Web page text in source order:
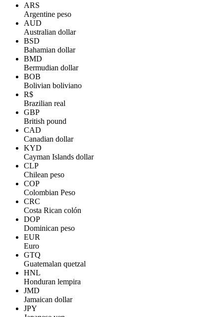
ARS
Argentine peso
AUD
Australian dollar
BSD
Bahamian dollar
BMD
Bermudian dollar
BOB
Bolivian boliviano
R$
Brazilian real
GBP
British pound
CAD
Canadian dollar
KYD
Cayman Islands dollar
CLP
Chilean peso
COP
Colombian Peso
CRC
Costa Rican colón
DOP
Dominican peso
EUR
Euro
GTQ
Guatemalan quetzal
HNL
Honduran lempira
JMD
Jamaican dollar
JPY